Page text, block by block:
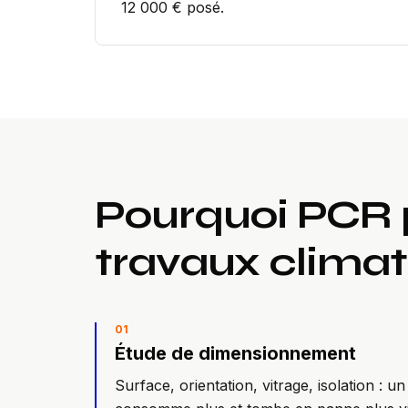
12 000 € posé.
Pourquoi PCR
travaux
01
Étude de dimensionnement
Surface, orientation, vitrage, isolation :